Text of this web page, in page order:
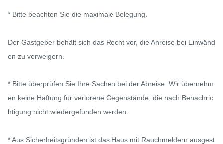
* Bitte beachten Sie die maximale Belegung.
Der Gastgeber behält sich das Recht vor, die Anreise bei Einwänd
en zu verweigern.
* Bitte überprüfen Sie Ihre Sachen bei der Abreise. Wir übernehm
en keine Haftung für verlorene Gegenstände, die nach Benachric
htigung nicht wiedergefunden werden.
* Aus Sicherheitsgründen ist das Haus mit Rauchmeldern ausgest